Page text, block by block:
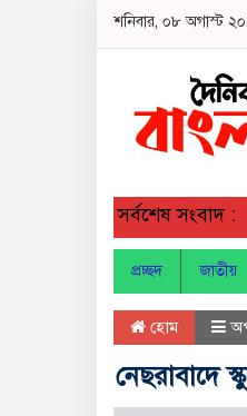
শনিবার, ০৮ অগাস্ট
সর্বশেষ সংবাদ :
প্রচ্ছদ জাতীয়
হোম
নেছরাবাদে